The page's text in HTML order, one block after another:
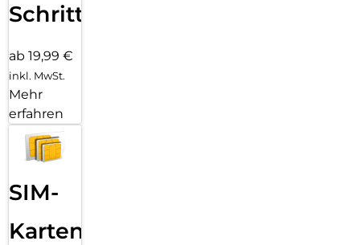
Schritten
ab 19,99 €
inkl. MwSt.
Mehr
erfahren
SIM-
Karten